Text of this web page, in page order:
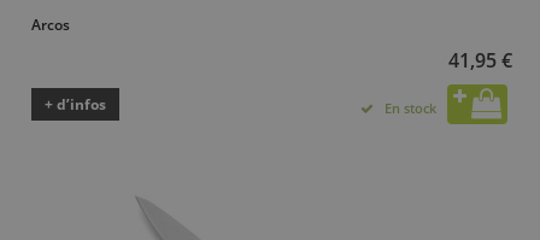
Arcos
41,95 €
+ d’infos En stock